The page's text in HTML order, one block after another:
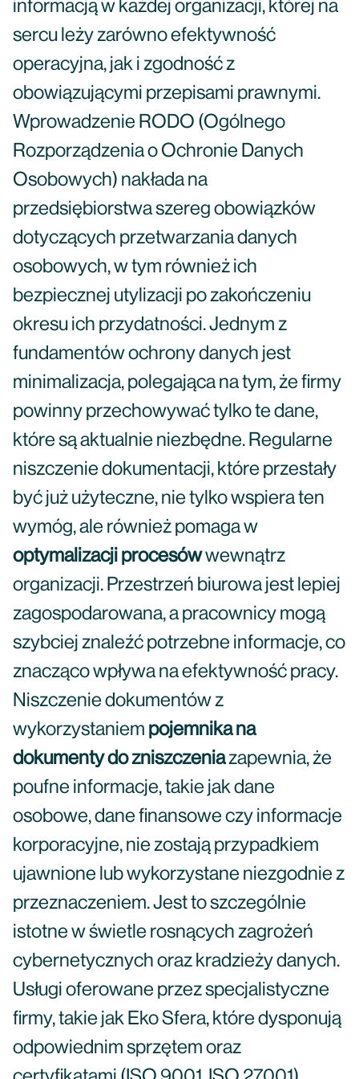
informacją w każdej organizacji, której na
sercu leży zarówno efektywność
operacyjna, jak i zgodność z
obowiązującymi przepisami prawnymi.
Wprowadzenie RODO (Ogólnego
Rozporządzenia o Ochronie Danych
Osobowych) nakłada na
przedsiębiorstwa szereg obowiązków
dotyczących przetwarzania danych
osobowych, w tym również ich
bezpiecznej utylizacji po zakończeniu
okresu ich przydatności. Jednym z
fundamentów ochrony danych jest
minimalizacja, polegająca na tym, że firmy
powinny przechowywać tylko te dane,
które są aktualnie niezbędne. Regularne
niszczenie dokumentacji, które przestały
być już użyteczne, nie tylko wspiera ten
wymóg, ale również pomaga w
optymalizacji procesówwewnątrz
organizacji. Przestrzeń biurowa jest lepiej
zagospodarowana, a pracownicy mogą
szybciej znaleźć potrzebne informacje, co
znacząco wpływa na efektywność pracy.
Niszczenie dokumentów z
wykorzystaniem pojemnika na
dokumenty do zniszczeniazapewnia, że
poufne informacje, takie jak dane
osobowe, dane finansowe czy informacje
korporacyjne, nie zostają przypadkiem
ujawnione lub wykorzystane niezgodnie z
przeznaczeniem. Jest to szczególnie
istotne w świetle rosnących zagrożeń
cybernetycznych oraz kradzieży danych.
Usługi oferowane przez specjalistyczne
firmy, takie jak Eko Sfera, które dysponują
odpowiednim sprzętem oraz